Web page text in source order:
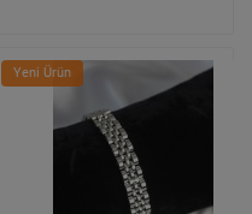
Yeni Ürün